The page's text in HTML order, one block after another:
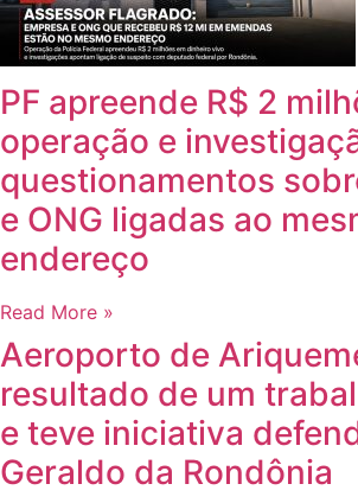
PF apreende R$ 2
operação e
questionamentos
e ONG ligadas ao
endereço
Read More »
Aeroporto de
resultado de um
e teve iniciativa
Geraldo da Rondônia